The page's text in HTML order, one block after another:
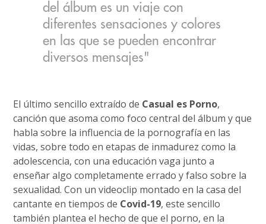
del álbum es un viaje con
diferentes sensaciones y colores
en las que se pueden encontrar
diversos mensajes"
El último sencillo extraído de Casual es Porno,
canción que asoma como foco central del álbum y que
habla sobre la influencia de la pornografía en las
vidas, sobre todo en etapas de inmadurez como la
adolescencia, con una educación vaga junto a
enseñar algo completamente errado y falso sobre la
sexualidad. Con un videoclip montado en la casa del
cantante en tiempos de Covid-19, este sencillo
también plantea el hecho de que el porno, en la